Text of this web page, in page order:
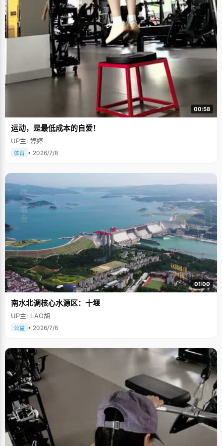
00:58
运动，是最低成本的自爱！
UP主: 婷婷
体育 • 2026/7/8
01:00
南水北调核心水源区：十堰
UP主: LAO胡
公益 • 2026/7/6